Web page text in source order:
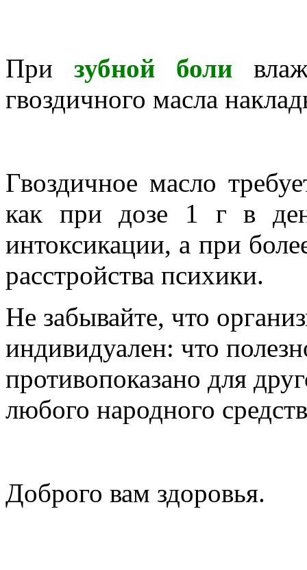
При зубной боли
гвоздичного масла
Гвоздичное масло
как при дозе 1 г в
интоксикации, а при
расстройства психики.
Не забывайте, что
индивидуален: что
противопоказано для
любого народного
Доброго вам здоровья.